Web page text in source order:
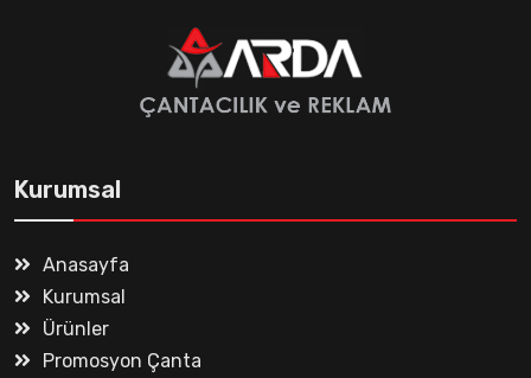
Kurumsal
Anasayfa
Kurumsal
Ürünler
Promosyon Çanta